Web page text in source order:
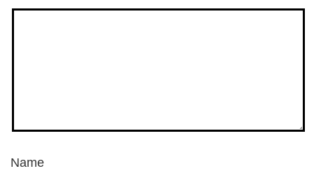
Name